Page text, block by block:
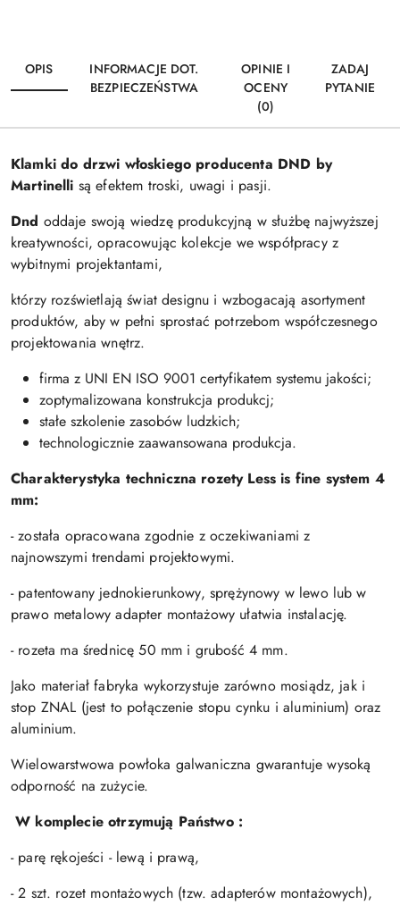
OPIS
INFORMACJE DOT.
BEZPIECZEŃSTWA
OPINIE I
OCENY
(0)
ZADAJ
PYTANIE
Klamki do drzwi włoskiego producenta DND by
Martinelli są efektem troski, uwagi i pasji.
Dnd oddaje swoją wiedzę produkcyjną w służbę najwyższej
kreatywności, opracowując kolekcje we współpracy z
wybitnymi projektantami,
którzy rozświetlają świat designu i wzbogacają asortyment
produktów, aby w pełni sprostać potrzebom współczesnego
projektowania wnętrz.
firma z UNI EN ISO 9001 certyfikatem systemu jakości;
zoptymalizowana konstrukcja produkcj;
stałe szkolenie zasobów ludzkich;
technologicznie zaawansowana produkcja.
Charakterystyka techniczna rozety Less is fine system 4
mm:
- została opracowana zgodnie z oczekiwaniami z
najnowszymi trendami projektowymi.
- patentowany jednokierunkowy, sprężynowy w lewo lub w
prawo metalowy adapter montażowy ułatwia instalację.
- rozeta ma średnicę 50 mm i grubość 4 mm.
Jako materiał fabryka wykorzystuje zarówno mosiądz, jak i
stop ZNAL (jest to połączenie stopu cynku i aluminium) oraz
aluminium.
Wielowarstwowa powłoka galwaniczna gwarantuje wysoką
odporność na zużycie.
W komplecie otrzymują Państwo :
- parę rękojeści - lewą i prawą,
- 2 szt. rozet montażowych (tzw. adapterów montażowych),